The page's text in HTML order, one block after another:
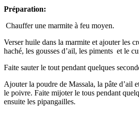
Préparation:
Chauffer une marmite à feu moyen.
Verser huile dans la marmite et ajouter les
haché, les gousses d’ail, les piments et le
Faite sauter le tout pendant quelques
Ajouter la poudre de Massala, la pâte d’ail
le poivre. Faite mijoter le tous pendant
ensuite les pipangailles.